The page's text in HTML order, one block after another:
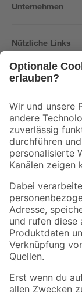
Unternehmen
Nützliche Links
Der toom Newsletter:
Zur Newsletter
Folge uns
Zahlungsarten
Sicher einkaufen